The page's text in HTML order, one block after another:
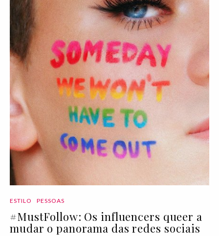
ESTILO PESSOAS
#MustFollow: Os influencers queer a
mudar o panorama das redes sociais